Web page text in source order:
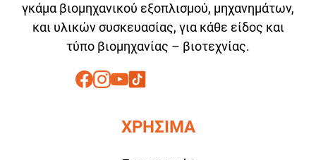
γκάμα βιομηχανικού εξοπλισμού, μηχανημάτων,
και υλικών συσκευασίας, για κάθε είδος και
τύπο βιομηχανίας – βιοτεχνίας.
ΧΡΗΣΙΜΑ